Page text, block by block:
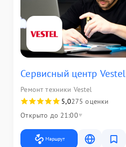
Сервисный центр Vestel
Ремонт техники Vestel
5,0275 оценки
Открыто до 21:00
Маршрут